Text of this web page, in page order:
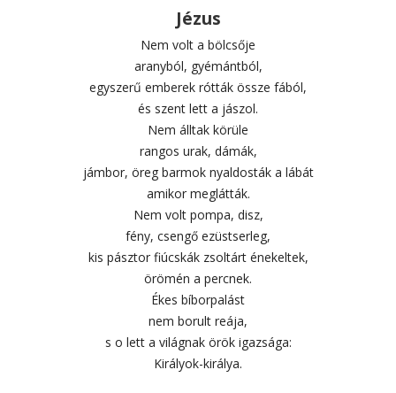
Jézus
Nem volt a bölcsője
aranyból, gyémántból,
egyszerű emberek rótták össze fából,
és szent lett a jászol.
Nem álltak körüle
rangos urak, dámák,
jámbor, öreg barmok nyaldosták a lábát
amikor meglátták.
Nem volt pompa, disz,
fény, csengő ezüstserleg,
kis pásztor fiúcskák zsoltárt énekeltek,
örömén a percnek.
Ékes bíborpalást
nem borult reája,
s o lett a világnak örök igazsága:
Királyok-királya.